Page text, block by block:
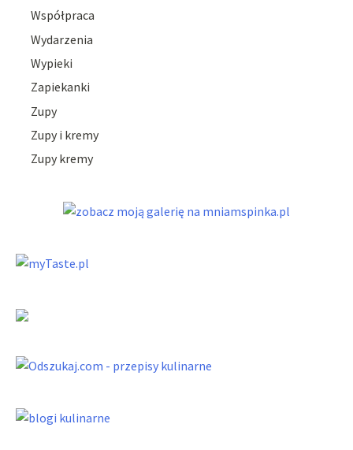
Współpraca
Wydarzenia
Wypieki
Zapiekanki
Zupy
Zupy i kremy
Zupy kremy